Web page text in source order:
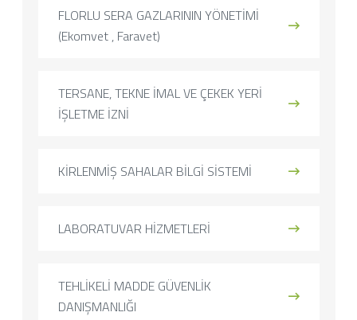
FLORLU SERA GAZLARININ YÖNETİMİ
(Ekomvet , Faravet)
TERSANE, TEKNE İMAL VE ÇEKEK YERİ
İŞLETME İZNİ
KİRLENMİŞ SAHALAR BİLGİ SİSTEMİ
LABORATUVAR HİZMETLERİ
TEHLİKELİ MADDE GÜVENLİK
DANIŞMANLIĞI